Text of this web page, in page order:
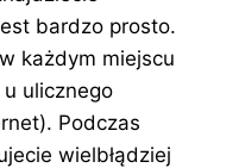
bardzo prosto.
każdym miejscu
ulicznego
Podczas
wielbłądziej